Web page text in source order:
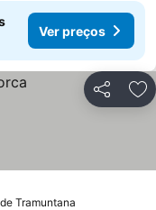
Ver preços
Partilhar
Tramuntana